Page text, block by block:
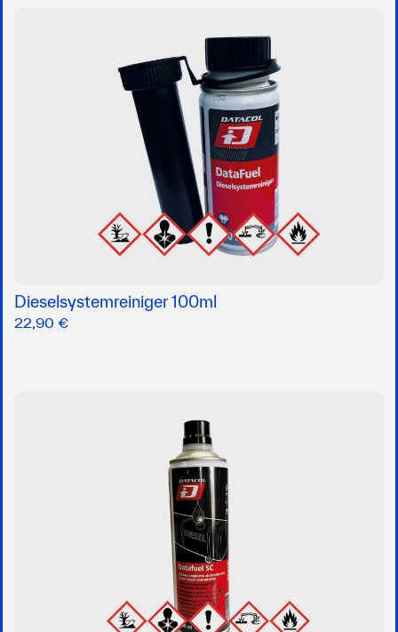
Dieselsystemreiniger 100ml
22,90 €